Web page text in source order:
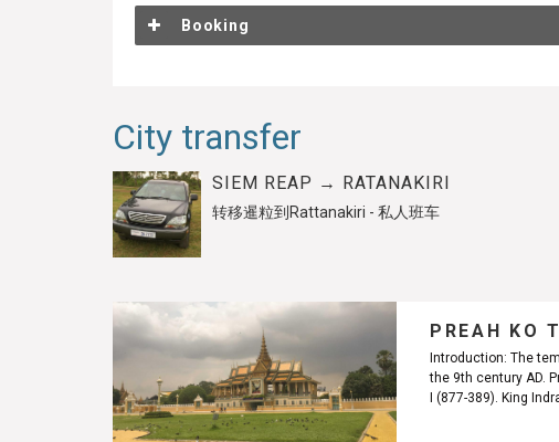
Booking
City transfer
SIEM REAP → RATANAKIRI
转移暹粒到Rattanakiri - 私人班车
PREAH KO
Introduction: The
the 9th century AD.
I (877-389). King